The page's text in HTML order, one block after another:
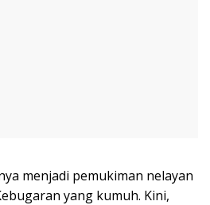
menjadi pemukiman nelayan
yang kumuh. Kini,